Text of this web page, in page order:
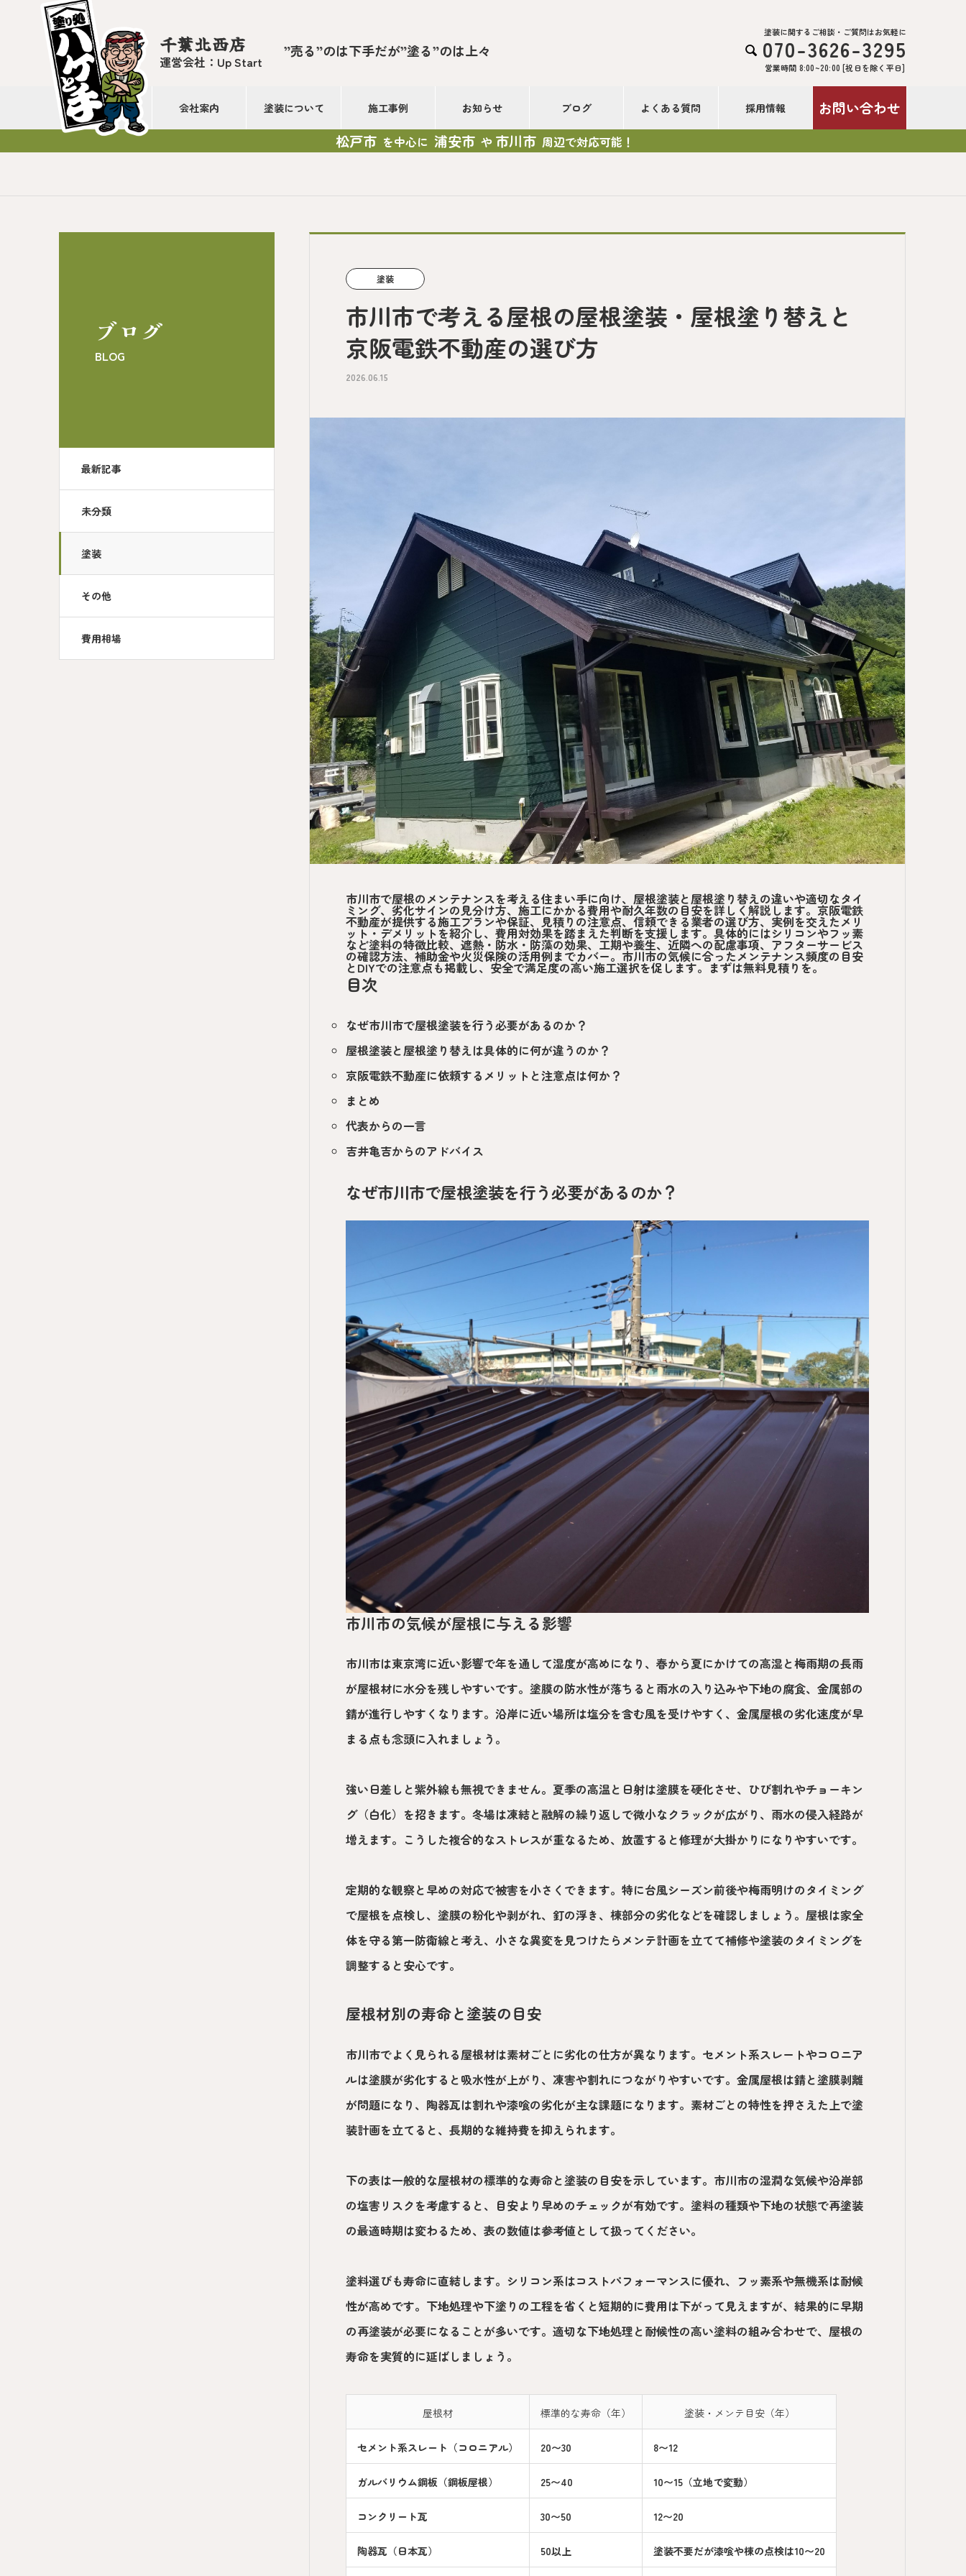
千葉北西店
運営会社：Up Start
”売る”のは下手だが”塗る”のは上々 
塗装に関するご相談・ご質問はお気軽に
070-3626-3295
営業時間 8:00~20:00 [祝日を除く平日]
会社案内 塗装について 施工事例 お知らせ ブログ よくある質問 採用情報 お問い合わせ
松戸市 を中心に 浦安市 や 市川市 周辺で対応可能！
ブログ
BLOG
最新記事
未分類
塗装
その他
費用相場
塗装
市川市で考える屋根の屋根塗装・屋根塗り替えと
京阪電鉄不動産の選び方
2026.06.15
市川市で屋根のメンテナンスを考える住まい手に向け、屋根塗装と屋根塗り替えの違いや適切なタイ
ミング、劣化サインの見分け方、施工にかかる費用や耐久年数の目安を詳しく解説します。京阪電鉄
不動産が提供する施工プランや保証、見積りの注意点、信頼できる業者の選び方、実例を交えたメリ
ット・デメリットを紹介し、費用対効果を踏まえた判断を支援します。具体的にはシリコンやフッ素
など塗料の特徴比較、遮熱・防水・防藻の効果、工期や養生、近隣への配慮事項、アフターサービス
の確認方法、補助金や火災保険の活用例までカバー。市川市の気候に合ったメンテナンス頻度の目安
とDIYでの注意点も掲載し、安全で満足度の高い施工選択を促します。まずは無料見積りを。
目次
なぜ市川市で屋根塗装を行う必要があるのか？
屋根塗装と屋根塗り替えは具体的に何が違うのか？
京阪電鉄不動産に依頼するメリットと注意点は何か？
まとめ
代表からの一言
吉井亀吉からのアドバイス
なぜ市川市で屋根塗装を行う必要があるのか？
市川市の気候が屋根に与える影響
市川市は東京湾に近い影響で年を通して湿度が高めになり、春から夏にかけての高湿と梅雨期の長雨
が屋根材に水分を残しやすいです。塗膜の防水性が落ちると雨水の入り込みや下地の腐食、金属部の
錆が進行しやすくなります。沿岸に近い場所は塩分を含む風を受けやすく、金属屋根の劣化速度が早
まる点も念頭に入れましょう。
強い日差しと紫外線も無視できません。夏季の高温と日射は塗膜を硬化させ、ひび割れやチョーキン
グ（白化）を招きます。冬場は凍結と融解の繰り返しで微小なクラックが広がり、雨水の侵入経路が
増えます。こうした複合的なストレスが重なるため、放置すると修理が大掛かりになりやすいです。
定期的な観察と早めの対応で被害を小さくできます。特に台風シーズン前後や梅雨明けのタイミング
で屋根を点検し、塗膜の粉化や剥がれ、釘の浮き、棟部分の劣化などを確認しましょう。屋根は家全
体を守る第一防衛線と考え、小さな異変を見つけたらメンテ計画を立てて補修や塗装のタイミングを
調整すると安心です。
屋根材別の寿命と塗装の目安
市川市でよく見られる屋根材は素材ごとに劣化の仕方が異なります。セメント系スレートやコロニア
ルは塗膜が劣化すると吸水性が上がり、凍害や割れにつながりやすいです。金属屋根は錆と塗膜剥離
が問題になり、陶器瓦は割れや漆喰の劣化が主な課題になります。素材ごとの特性を押さえた上で塗
装計画を立てると、長期的な維持費を抑えられます。
下の表は一般的な屋根材の標準的な寿命と塗装の目安を示しています。市川市の湿潤な気候や沿岸部
の塩害リスクを考慮すると、目安より早めのチェックが有効です。塗料の種類や下地の状態で再塗装
の最適時期は変わるため、表の数値は参考値として扱ってください。
塗料選びも寿命に直結します。シリコン系はコストパフォーマンスに優れ、フッ素系や無機系は耐候
性が高めです。下地処理や下塗りの工程を省くと短期的に費用は下がって見えますが、結果的に早期
の再塗装が必要になることが多いです。適切な下地処理と耐候性の高い塗料の組み合わせで、屋根の
寿命を実質的に延ばしましょう。
屋根材 標準的な寿命（年） 塗装・メンテ目安（年）
セメント系スレート（コロニアル） 20〜30 8〜12
ガルバリウム鋼板（鋼板屋根） 25〜40 10〜15（立地で変動）
コンクリート瓦 30〜50 12〜20
陶器瓦（日本瓦） 50以上 塗装不要だが漆喰や棟の点検は10〜20